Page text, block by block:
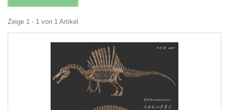
Zeige 1 - 1 von 1 Artikel